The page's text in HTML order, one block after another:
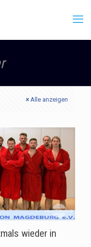
Alle anzeigen
wieder in